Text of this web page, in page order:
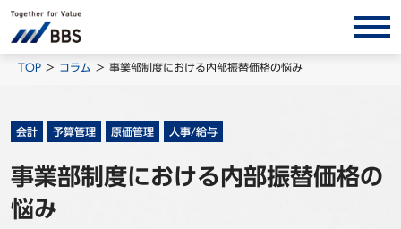
サービス/ソリューション
製品・ソリューション
TOP コラム 事業部制度における内部振替価格の悩み
会計 予算管理 原価管理 人事/給与
事業部制度における内部振替価格の
悩み